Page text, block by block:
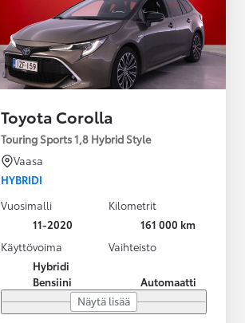
Toyota Corolla
Touring Sports 1,8 Hybrid Style
Vaasa
HYBRIDI
Vuosimalli
11-2020
Kilometrit
161 000 km
Käyttövoima
Hybridi
Bensiini
Vaihteisto
Automaatti
Näytä lisää